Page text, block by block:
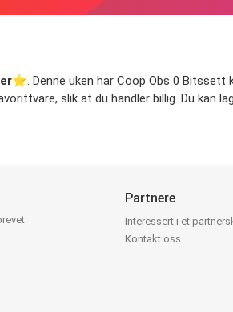
⭐️. Denne uken har Coop Obs 0 Bitssett
slik at du handler billig. Du kan
Partnere
Interessert i et
Kontakt oss